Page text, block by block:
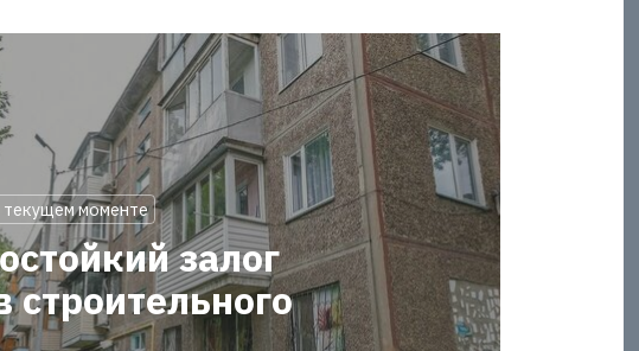
моменте
залог
строительного